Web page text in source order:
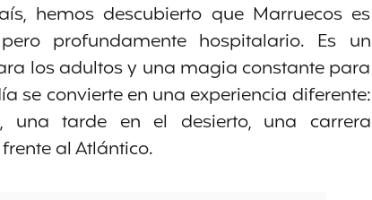
hemos descubierto que Marruecos es
profundamente hospitalario. Es un
los adultos y una magia constante para
se convierte en una experiencia diferente:
tarde en el desierto, una carrera
al Atlántico.